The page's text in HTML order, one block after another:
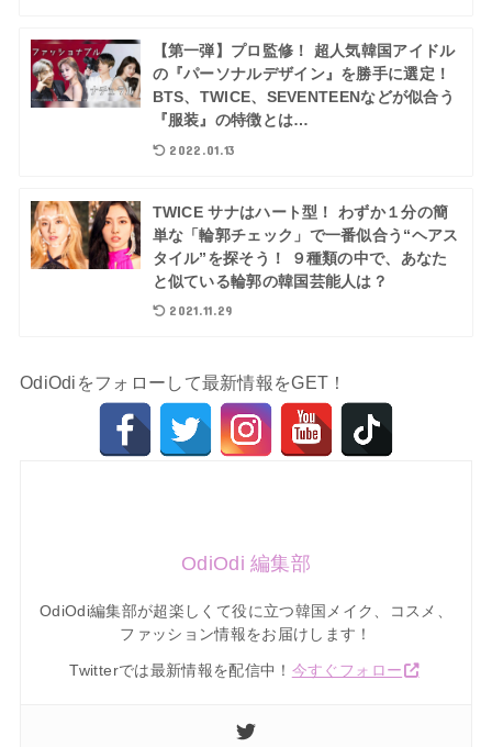
【第一弾】プロ監修！ 超人気韓国アイドル
の『パーソナルデザイン』を勝手に選定！
BTS、TWICE、SEVENTEENなどが似合う
『服装』の特徴とは…
2022.01.13
TWICE サナはハート型！ わずか１分の簡
単な「輪郭チェック」で一番似合う“ヘアス
タイル”を探そう！ ９種類の中で、あなた
と似ている輪郭の韓国芸能人は？
2021.11.29
OdiOdiをフォローして最新情報をGET！
OdiOdi 編集部
OdiOdi編集部が超楽しくて役に立つ韓国メイク、コスメ、
ファッション情報をお届けします！
Twitterでは最新情報を配信中！ 今すぐフォロー